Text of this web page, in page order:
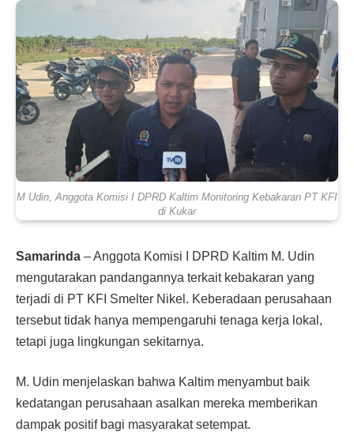
M Udin, Anggota Komisi I DPRD Kaltim Monitoring Kebakaran PT KFI
di Kukar
Samarinda – Anggota Komisi I DPRD Kaltim M. Udin
mengutarakan pandangannya terkait kebakaran yang
terjadi di PT KFI Smelter Nikel. Keberadaan perusahaan
tersebut tidak hanya mempengaruhi tenaga kerja lokal,
tetapi juga lingkungan sekitarnya.
M. Udin menjelaskan bahwa Kaltim menyambut baik
kedatangan perusahaan asalkan mereka memberikan
dampak positif bagi masyarakat setempat.